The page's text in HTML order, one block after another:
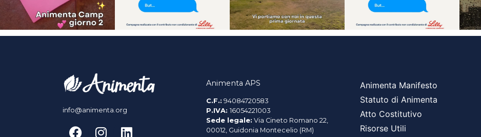
info@animenta.org
Animenta APS
C.F.: 94084720583
P.IVA: 16054221003
Sede legale: Via Cineto Romano 22,
00012, Guidonia Montecelio (RM)
Animenta Manifesto
Statuto di Animenta
Atto Costitutivo
Risorse Utili